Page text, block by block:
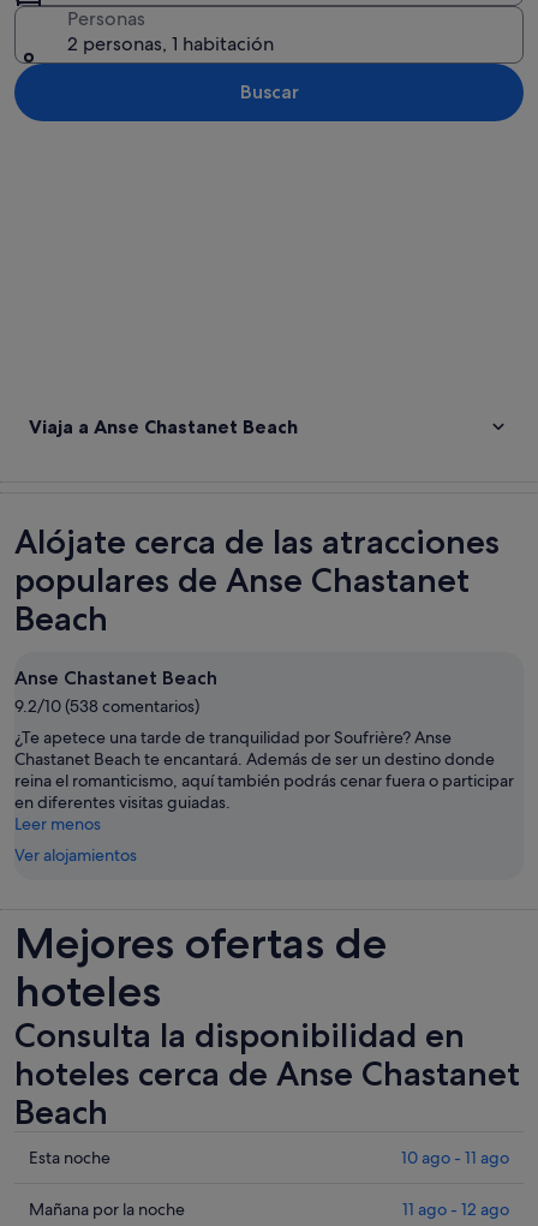
Personas
2 personas, 1 habitación
Buscar
Viaja a Anse Chastanet Beach
Alójate cerca de las atracciones
populares de Anse Chastanet
Beach
Anse Chastanet Beach
9.2/10 (538 comentarios)
¿Te apetece una tarde de tranquilidad por Soufrière? Anse
Chastanet Beach te encantará. Además de ser un destino donde
reina el romanticismo, aquí también podrás cenar fuera o participar
en diferentes visitas guiadas.
Leer menos
Ver alojamientos
Mejores ofertas de
hoteles
Consulta la disponibilidad en
hoteles cerca de Anse Chastanet
Beach
Comprueba
precios
Esta noche 10 ago - 11 ago
Comprueba
Mañana por la noche 11 ago - 12 ago